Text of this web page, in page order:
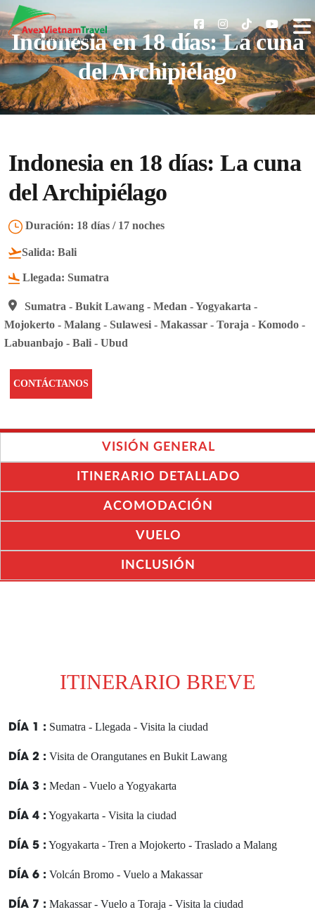
Indonesia en 18 días: La cuna
del Archipiélago
Indonesia en 18 días: La cuna
del Archipiélago
Duración: 18 días / 17 noches
Salida: Bali
Llegada: Sumatra
Sumatra - Bukit Lawang - Medan - Yogyakarta -
Mojokerto - Malang - Sulawesi - Makassar - Toraja - Komodo -
Labuanbajo - Bali - Ubud
CONTÁCTANOS
VISIÓN GENERAL
ITINERARIO DETALLADO
ACOMODACIÓN
VUELO
INCLUSIÓN
ITINERARIO BREVE
DÍA 1 : Sumatra - Llegada - Visita la ciudad
DÍA 2 : Visita de Orangutanes en Bukit Lawang
DÍA 3 : Medan - Vuelo a Yogyakarta
DÍA 4 : Yogyakarta - Visita la ciudad
DÍA 5 : Yogyakarta - Tren a Mojokerto - Traslado a Malang
DÍA 6 : Volcán Bromo - Vuelo a Makassar
DÍA 7 : Makassar - Vuelo a Toraja - Visita la ciudad